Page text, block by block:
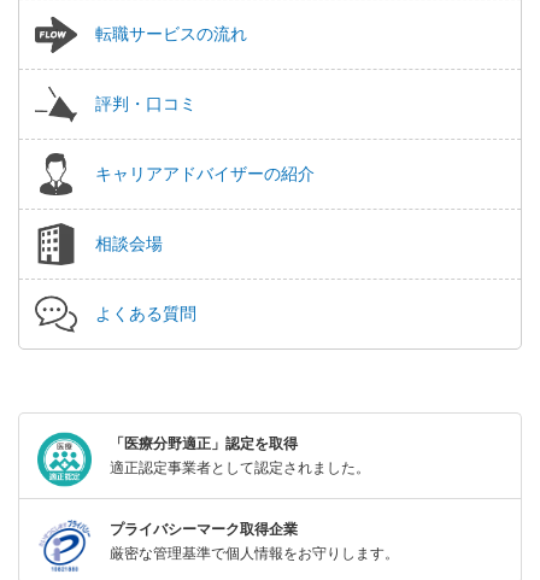
転職サービスの流れ
評判・口コミ
キャリアアドバイザーの紹介
相談会場
よくある質問
「医療分野適正」認定を取得
適正認定事業者として認定されました。
プライバシーマーク取得企業
厳密な管理基準で個人情報をお守りします。